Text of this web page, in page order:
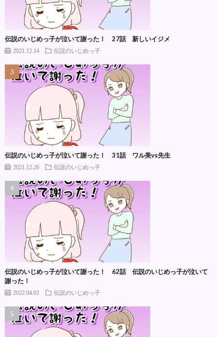
伝説のいじめっ子が泣いて謝った！ 27話 新しいイジメ
2021.12.14 伝説のいじめっ子
伝説のいじめっ子が泣いて謝った！ 31話 ワル美vs先生
2021.12.26 伝説のいじめっ子
伝説のいじめっ子が泣いて謝った！ 62話 伝説のいじめっ子が泣いて
謝った！
2022.04.02 伝説のいじめっ子